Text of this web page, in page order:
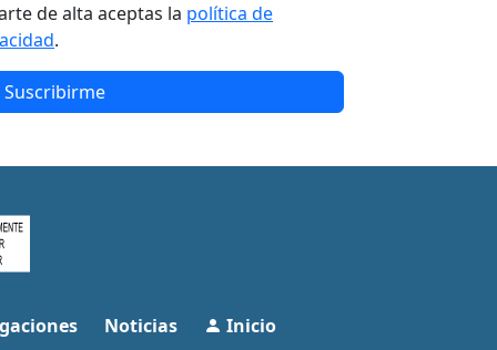
de alta aceptas la política de
.
Suscribirme
Noticias Inicio